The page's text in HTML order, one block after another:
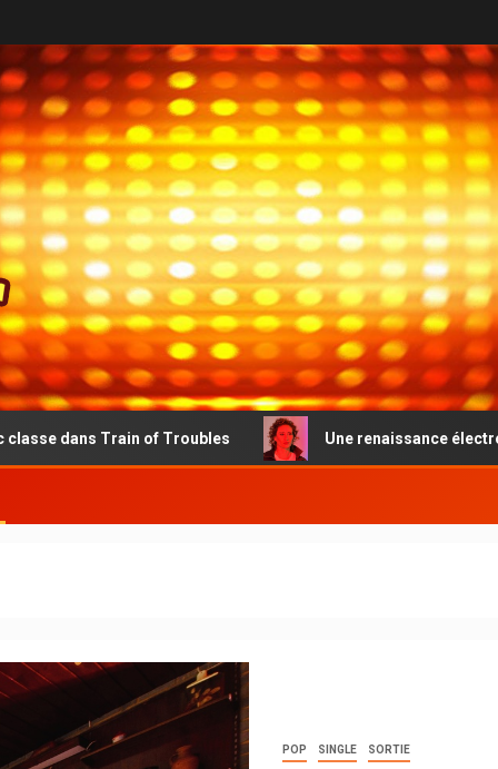
of Troubles Une renaissance électro-pop
POP SINGLE SORTIE